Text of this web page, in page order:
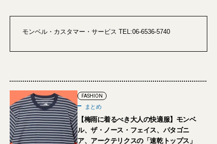
モンベル・カスタマー・サービス TEL:06-6536-5740
FASHION
まとめ
【梅雨に着るべき大人の快適服】モンベ
ル、ザ・ノース・フェイス、パタゴニ
ア、アークテリクスの「速乾トップス」